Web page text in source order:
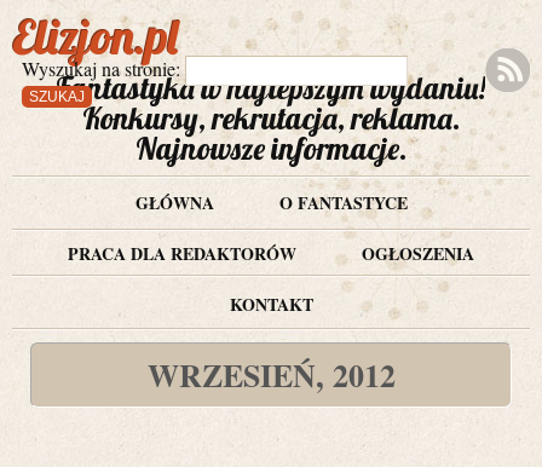
Wyszukaj na stronie:
Elizjon.pl
Fantastyka w najlepszym wydaniu!
Konkursy, rekrutacja, reklama.
Najnowsze informacje.
GŁÓWNA
O FANTASTYCE
PRACA DLA REDAKTORÓW
OGŁOSZENIA
KONTAKT
WRZESIEŃ, 2012